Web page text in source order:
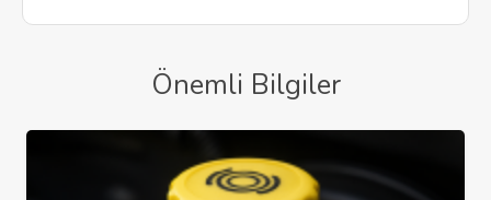
Önemli Bilgiler